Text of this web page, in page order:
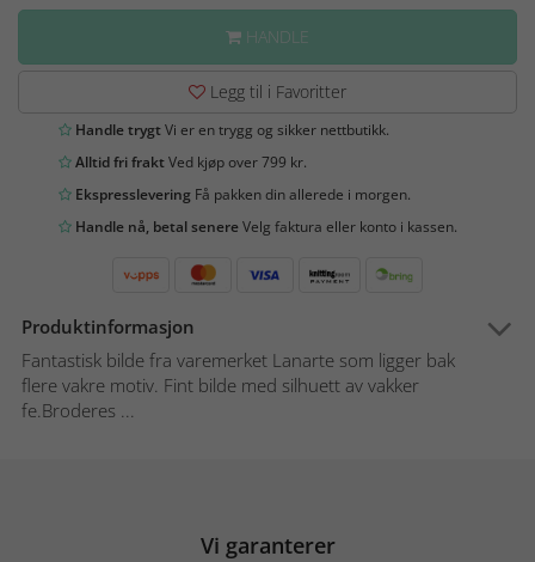
HANDLE
Legg til i Favoritter
Handle trygtVi er en trygg og sikker nettbutikk.
Alltid fri fraktVed kjøp over 799 kr.
Ekspresslevering Få pakken din allerede i morgen.
Handle nå, betal senereVelg faktura eller konto i kassen.
Produktinformasjon
Fantastisk bilde fra varemerket Lanarte som ligger bak
flere vakre motiv. Fint bilde med silhuett av vakker
fe.Broderes ...
Vi garanterer